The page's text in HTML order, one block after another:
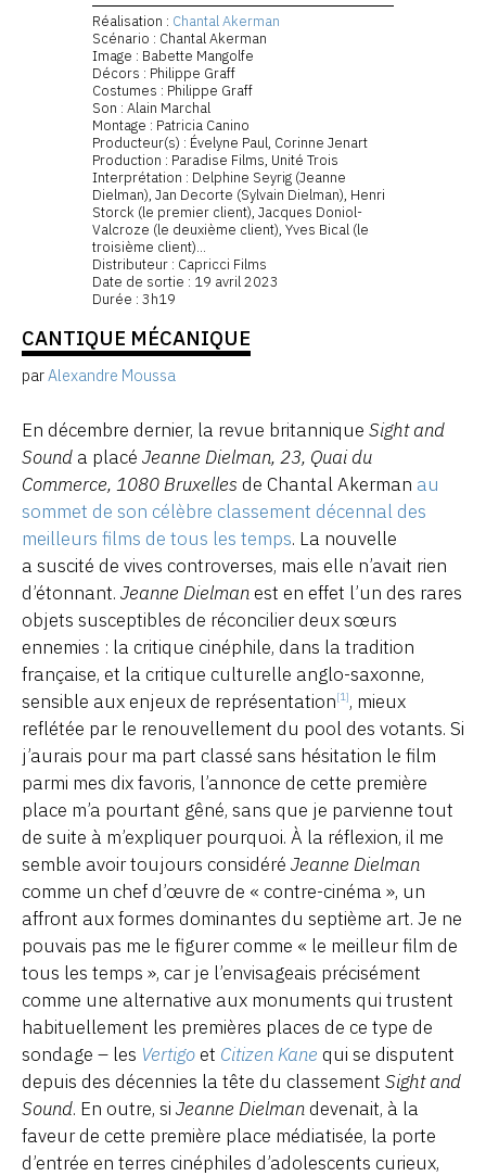
Réalisation : Chantal Akerman
Scénario : Chantal Akerman
Image : Babette Mangolfe
Décors : Philippe Graff
Costumes : Philippe Graff
Son : Alain Marchal
Montage : Patricia Canino
Producteur(s) : Évelyne Paul, Corinne Jenart
Production : Paradise Films, Unité Trois
Interprétation : Delphine Seyrig (Jeanne
Dielman), Jan Decorte (Sylvain Dielman), Henri
Storck (le premier client), Jacques Doniol-
Valcroze (le deuxième client), Yves Bical (le
troisième client)...
Distributeur : Capricci Films
Date de sortie : 19 avril 2023
Durée : 3h19
CANTIQUE MÉCANIQUE
parAlexandre Moussa
En décembre dernier, la revue britannique Sight and
Sound a placé Jeanne Dielman, 23, Quai du
Commerce, 1080 Bruxelles de Chantal Akerman au
sommet de son célèbre classement décennal des
meilleurs films de tous les temps. La nouvelle
a suscité de vives controverses, mais elle n’avait rien
d’étonnant. Jeanne Dielman est en effet l’un des rares
objets susceptibles de réconcilier deux sœurs
ennemies : la critique cinéphile, dans la tradition
française, et la critique culturelle anglo-saxonne,
sensible aux enjeux de représentation[1], mieux
reflétée par le renouvellement du pool des votants. Si
j’aurais pour ma part classé sans hésitation le film
parmi mes dix favoris, l’annonce de cette première
place m’a pourtant gêné, sans que je parvienne tout
de suite à m’expliquer pourquoi. À la réflexion, il me
semble avoir toujours considéré Jeanne Dielman
comme un chef d’œuvre de « contre-cinéma », un
affront aux formes dominantes du septième art. Je ne
pouvais pas me le figurer comme « le meilleur film de
tous les temps », car je l’envisageais précisément
comme une alternative aux monuments qui trustent
habituellement les premières places de ce type de
sondage – les Vertigo et Citizen Kane qui se disputent
depuis des décennies la tête du classement Sight and
Sound. En outre, si Jeanne Dielman devenait, à la
faveur de cette première place médiatisée, la porte
d’entrée en terres cinéphiles d’adolescents curieux,